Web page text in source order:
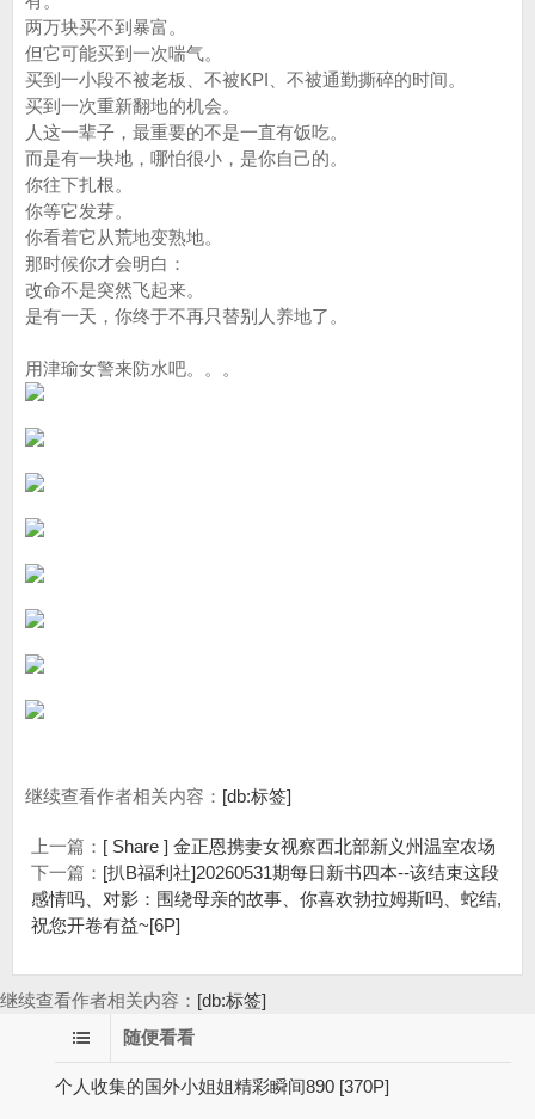
两万块买不到暴富。
但它可能买到一次喘气。
买到一小段不被老板、不被KPI、不被通勤撕碎的时间。
买到一次重新翻地的机会。
人这一辈子，最重要的不是一直有饭吃。
而是有一块地，哪怕很小，是你自己的。
你往下扎根。
你等它发芽。
你看着它从荒地变熟地。
那时候你才会明白：
改命不是突然飞起来。
是有一天，你终于不再只替别人养地了。
用津瑜女警来防水吧。。。
继续查看作者相关内容： [db:标签]
上一篇： [ Share ] 金正恩携妻女视察西北部新义州温室农场
下一篇： [扒B福利社]20260531期每日新书四本--该结束这段
感情吗、对影：围绕母亲的故事、你喜欢勃拉姆斯吗、蛇结,
祝您开卷有益~[6P]
继续查看作者相关内容： [db:标签]
随便看看
个人收集的国外小姐姐精彩瞬间890 [370P]